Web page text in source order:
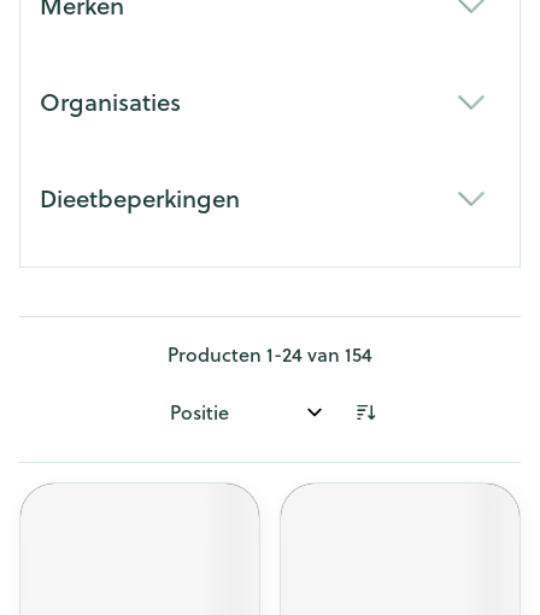
Organisaties
Dieetbeperkingen
Producten 1-24van 154
Sorteer op: